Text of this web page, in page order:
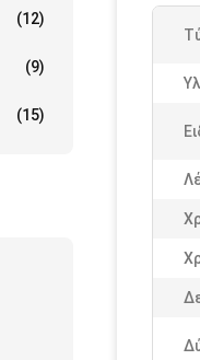
(12)
(9)
(15)